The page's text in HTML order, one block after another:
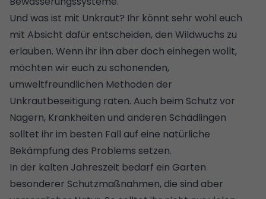
Und was ist mit Unkraut? Ihr könnt sehr wohl euch
mit Absicht dafür entscheiden, den Wildwuchs zu
erlauben. Wenn ihr ihn aber doch einhegen wollt,
möchten wir euch zu schonenden,
umweltfreundlichen Methoden der
Unkrautbeseitigung raten. Auch beim Schutz vor
Nagern, Krankheiten und anderen Schädlingen
solltet ihr im besten Fall auf eine natürliche
Bekämpfung des Problems setzen.
In der kalten Jahreszeit bedarf ein Garten
besonderer Schutzmaßnahmen, die sind aber